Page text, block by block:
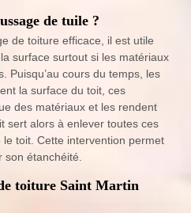
de tuile ?
de toiture efficace, il est utile
surface surtout si les matériaux
Puisqu’au cours du temps, les
la surface du toit, ces
des matériaux et les rendent
sert alors à enlever toutes ces
toit. Cette intervention permet
étanchéité.
toiture Saint Martin